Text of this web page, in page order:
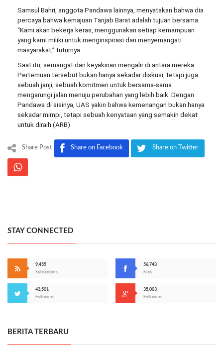
Samsul Bahri, anggota Pandawa lainnya, menyatakan bahwa dia
percaya bahwa kemajuan Tanjab Barat adalah tujuan bersama.
“Kami akan bekerja keras, menggunakan setiap kemampuan
yang kami miliki untuk menginspirasi dan menyemangati
masyarakat,” tuturnya.
Saat itu, semangat dan keyakinan mengalir di antara mereka.
Pertemuan tersebut bukan hanya sekadar diskusi, tetapi juga
sebuah janji, sebuah komitmen untuk bersama-sama
mengarungi jalan menuju perubahan yang lebih baik. Dengan
Pandawa di sisinya, UAS yakin bahwa kemenangan bukan hanya
sekadar mimpi, tetapi sebuah kenyataan yang semakin dekat
untuk diraih.(ARB)
Share Post Share on Facebook Share on Twitter
STAY CONNECTED
9,455
Subscribers
56,743
Fans
43,501
Followers
35,003
Followers
BERITA TERBARU